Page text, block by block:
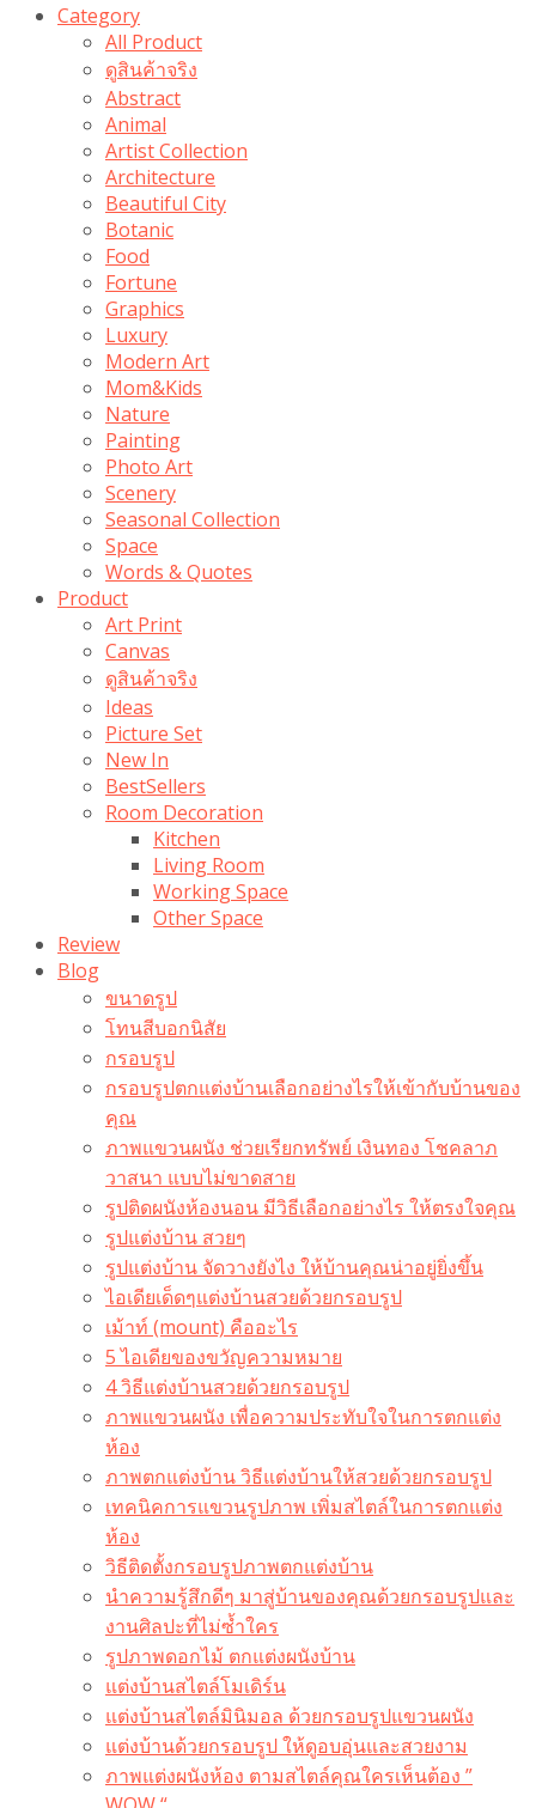
Category
All Product
ดูสินค้าจริง
Abstract
Animal
Artist Collection
Architecture
Beautiful City
Botanic
Food
Fortune
Graphics
Luxury
Modern Art
Mom&Kids
Nature
Painting
Photo Art
Scenery
Seasonal Collection
Space
Words & Quotes
Product
Art Print
Canvas
ดูสินค้าจริง
Ideas
Picture Set
New In
BestSellers
Room Decoration
Kitchen
Living Room
Working Space
Other Space
Review
Blog
ขนาดรูป
โทนสีบอกนิสัย
กรอบรูป
กรอบรูปตกแต่งบ้านเลือกอย่างไรให้เข้ากับบ้านของ
คุณ
ภาพแขวนผนัง ช่วยเรียกทรัพย์ เงินทอง โชคลาภ
วาสนา แบบไม่ขาดสาย
รูปติดผนังห้องนอน มีวิธีเลือกอย่างไร ให้ตรงใจคุณ
รูปแต่งบ้าน สวยๆ
รูปแต่งบ้าน จัดวางยังไง ให้บ้านคุณน่าอยู่ยิ่งขึ้น
ไอเดียเด็ดๆแต่งบ้านสวยด้วยกรอบรูป
เม้าท์ (mount) คืออะไร​
5 ไอเดียของขวัญความหมาย
4 วิธีแต่งบ้านสวยด้วยกรอบรูป
ภาพแขวนผนัง เพื่อความประทับใจในการตกแต่ง
ห้อง
ภาพตกแต่งบ้าน วิธีแต่งบ้านให้สวยด้วยกรอบรูป
เทคนิคการแขวนรูปภาพ เพิ่มสไตล์ในการตกแต่ง
ห้อง
วิธีติดตั้งกรอบรูปภาพตกแต่งบ้าน
นำความรู้สึกดีๆ มาสู่บ้านของคุณด้วยกรอบรูปและ
งานศิลปะที่ไม่ซ้ำใคร
รูปภาพดอกไม้ ตกแต่งผนังบ้าน
แต่งบ้านสไตล์โมเดิร์น
แต่งบ้านสไตล์มินิมอล ด้วยกรอบรูปแขวนผนัง
แต่งบ้านด้วยกรอบรูป ให้ดูอบอุ่นและสวยงาม
ภาพแต่งผนังห้อง ตามสไตล์คุณใครเห็นต้อง ”